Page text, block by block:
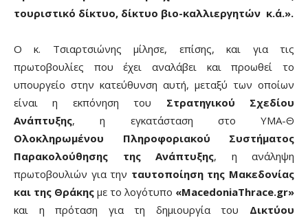
τουριστικό δίκτυο, δίκτυο βιο-καλλιεργητών κ.ά.».
Ο κ. Τσιαρτσιώνης μίλησε, επίσης, και για τις
πρωτοβουλίες που έχει αναλάβει και προωθεί το
υπουργείο στην κατεύθυνση αυτή, μεταξύ των οποίων
είναι η εκπόνηση του Στρατηγικού Σχεδίου
Ανάπτυξης, η εγκατάσταση στο ΥΜΑ-Θ
Ολοκληρωμένου Πληροφοριακού Συστήματος
Παρακολούθησης της Ανάπτυξης, η ανάληψη
πρωτοβουλιών για την ταυτοποίηση της Μακεδονίας
και της Θράκης με το λογότυπο «MacedoniaThrace.gr»
και η πρόταση για τη δημιουργία του Δικτύου